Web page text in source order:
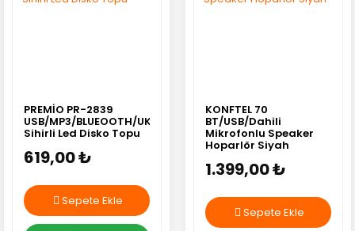
PREMİO PR-2839
USB/MP3/BLUEOOTH/UK
Sihirli Led Disko Topu
619,00 ₺
Sepete Ekle
KONFTEL 70
BT/USB/Dahili
Mikrofonlu Speaker
Hoparlör Siyah
1.399,00 ₺
Sepete Ekle